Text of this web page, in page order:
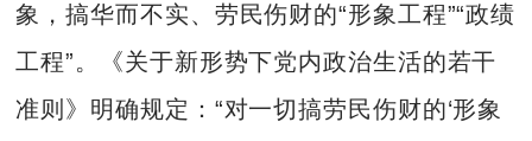
象，搞华而不实、劳民伤财的“形象工程”“政绩
工程”。《关于新形势下党内政治生活的若干
准则》明确规定：“对一切搞劳民伤财的‘形象